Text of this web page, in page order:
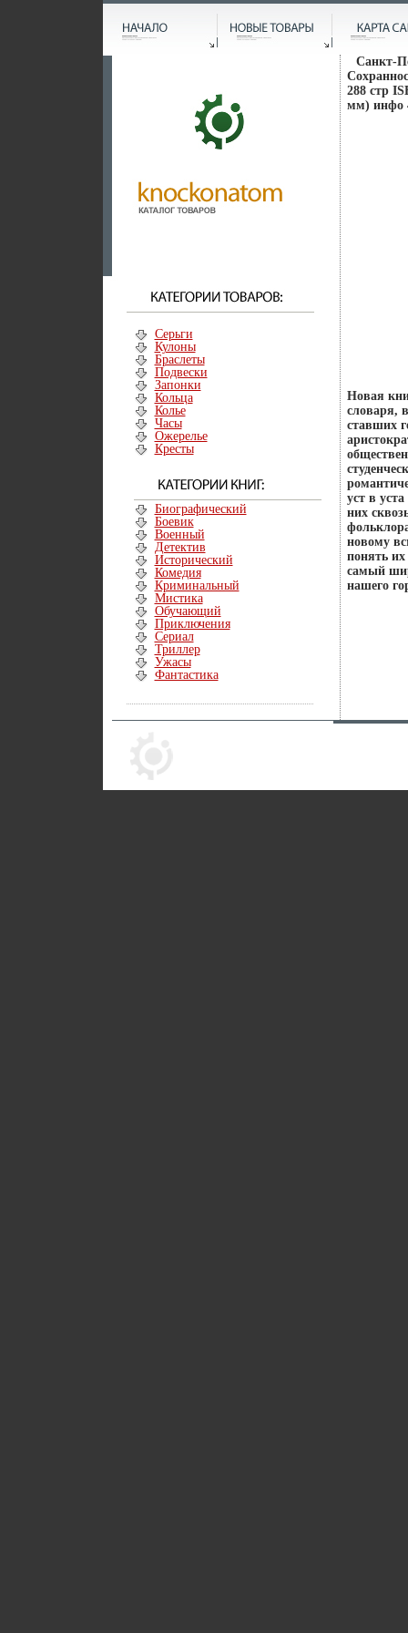
Серьги
Кулоны
Браслеты
Подвески
Запонки
Кольца
Колье
Часы
Ожерелье
Кресты
Биографический
Боевик
Военный
Детектив
Исторический
Комедия
Криминальный
Мистика
Обучающий
Приключения
Сериал
Триллер
Ужасы
Фантастика
Санкт-
288 стр
мм) инфо
Новая
словаря,
ставших
уст в
них
новому
понять их
самый
нашего